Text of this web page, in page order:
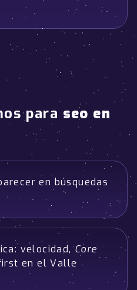
para seo en
en búsquedas
velocidad,Core
en el Valle